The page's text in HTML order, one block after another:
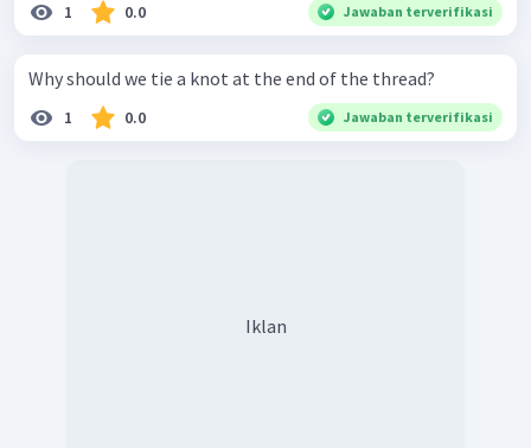
1 0.0 Jawaban terverifikasi
Why should we tie a knot at the end of the thread?
1 0.0 Jawaban terverifikasi
Iklan